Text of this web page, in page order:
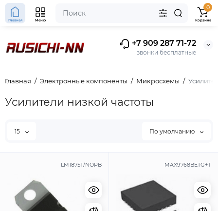
+7 909 287 71-72
звонки бесплатные
Главная Меню
0
Корзина
Главная Электронные компоненты Микросхемы
Усилители низкой частоты
15 По умолчанию
LM1875T/NOPB MAX9768BETG+T